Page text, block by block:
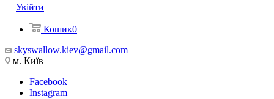
Увійти
Кошик0
skyswallow.kiev@gmail.com
м. Київ
Facebook
Instagram